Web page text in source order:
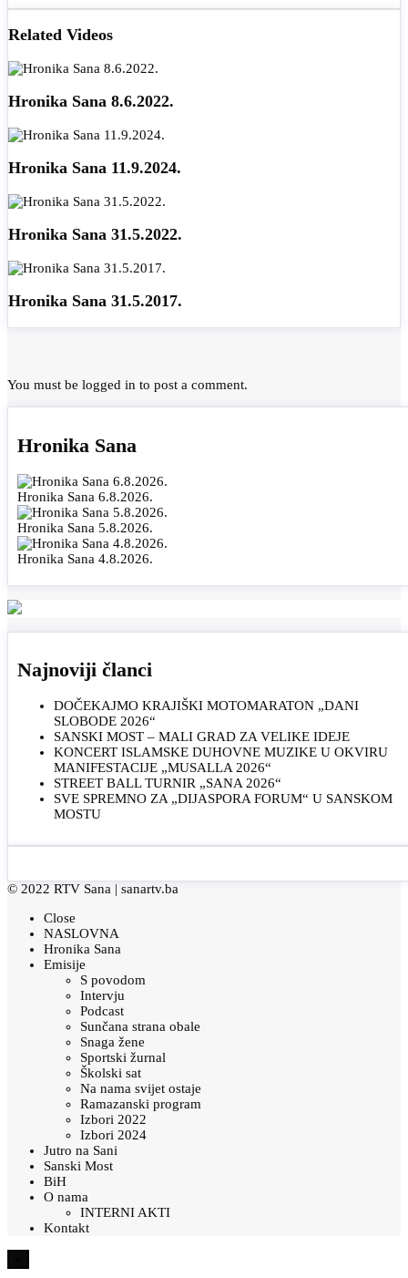
Related Videos
Hronika Sana 8.6.2022.
Hronika Sana 11.9.2024.
Hronika Sana 31.5.2022.
Hronika Sana 31.5.2017.
You must be logged in to post a comment.
Hronika Sana
Hronika Sana 6.8.2026.
Hronika Sana 5.8.2026.
Hronika Sana 4.8.2026.
Najnoviji članci
DOČEKAJMO KRAJIŠKI MOTOMARATON „DANI
SLOBODE 2026“
SANSKI MOST – MALI GRAD ZA VELIKE IDEJE
KONCERT ISLAMSKE DUHOVNE MUZIKE U OKVIRU
MANIFESTACIJE „MUSALLA 2026“
STREET BALL TURNIR „SANA 2026“
SVE SPREMNO ZA „DIJASPORA FORUM“ U SANSKOM
MOSTU
© 2022 RTV Sana | sanartv.ba
Close
NASLOVNA
Hronika Sana
Emisije
S povodom
Intervju
Podcast
Sunčana strana obale
Snaga žene
Sportski žurnal
Školski sat
Na nama svijet ostaje
Ramazanski program
Izbori 2022
Izbori 2024
Jutro na Sani
Sanski Most
BiH
O nama
INTERNI AKTI
Kontakt